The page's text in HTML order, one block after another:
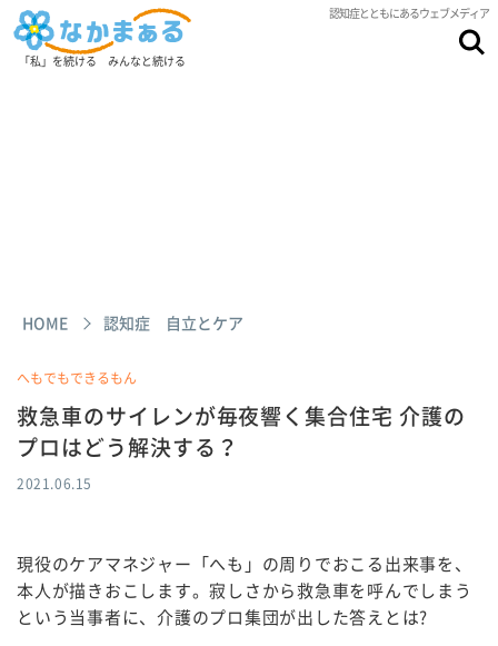
認知症とともにあるウェブメディア
「私」を続ける みんなと続ける
HOME 認知症 自立とケア
へもでもできるもん
救急車のサイレンが毎夜響く集合住宅 介護の
プロはどう解決する？
2021.06.15
現役のケアマネジャー「へも」の周りでおこる出来事を、
本人が描きおこします。寂しさから救急車を呼んでしまう
という当事者に、介護のプロ集団が出した答えとは?